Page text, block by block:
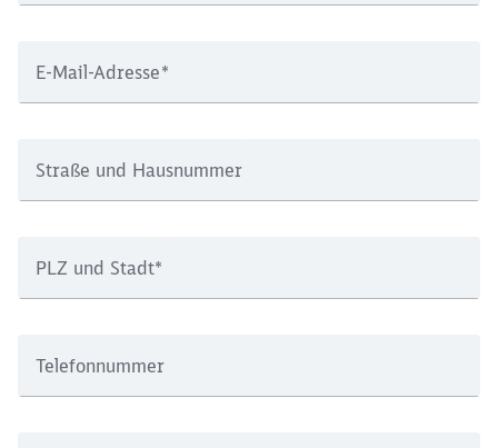
E-Mail-Adresse*
Straße und Hausnummer
PLZ und Stadt*
Telefonnummer
Möchten Sie zu